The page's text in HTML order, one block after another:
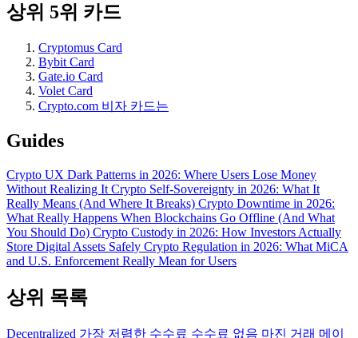
상위 5위 카드
Cryptomus Card
Bybit Card
Gate.io Card
Volet Card
Crypto.com 비자 카드는
Guides
Crypto UX Dark Patterns in 2026: Where Users Lose Money
Without Realizing It Crypto Self-Sovereignty in 2026: What It
Really Means (And Where It Breaks) Crypto Downtime in 2026:
What Really Happens When Blockchains Go Offline (And What
You Should Do) Crypto Custody in 2026: How Investors Actually
Store Digital Assets Safely Crypto Regulation in 2026: What MiCA
and U.S. Enforcement Really Mean for Users
상위 목록
Decentralized 가장 저렴한 수수료 수수료 없음 마진 거래 메이